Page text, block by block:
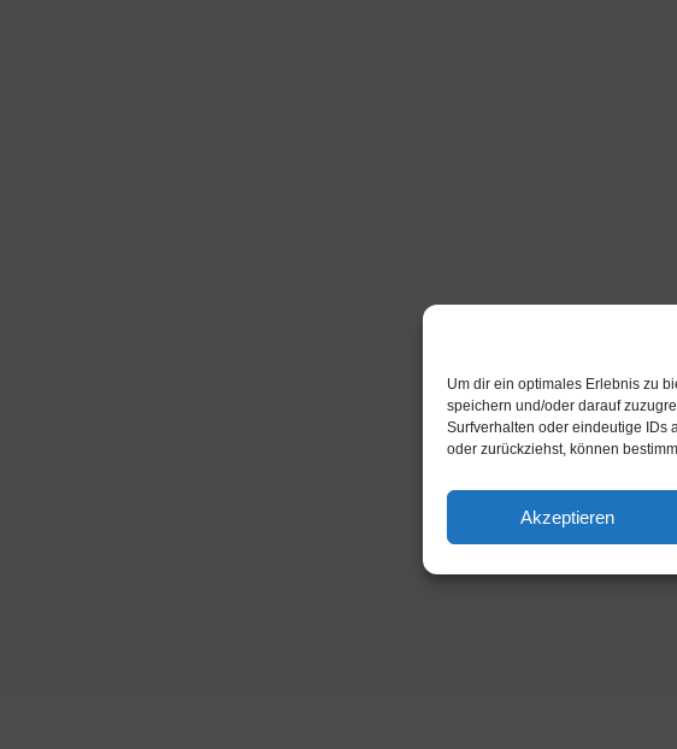
Um dir ein optimales Erlebnis zu
speichern und/oder darauf
Surfverhalten oder eindeutige IDs
oder zurückziehst, können
Akzeptieren